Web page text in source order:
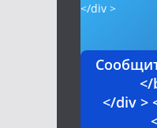
</div >
</
</div >